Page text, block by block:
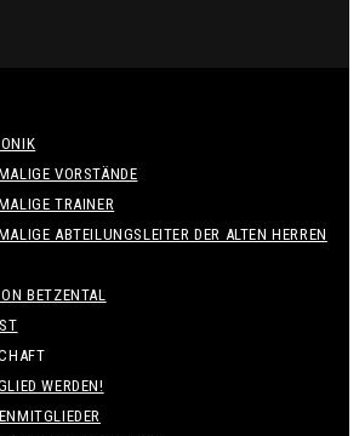
VORSTÄNDE
TRAINER
ABTEILUNGSLEITER DER ALTEN HERREN
BETZENTAL
WERDEN!